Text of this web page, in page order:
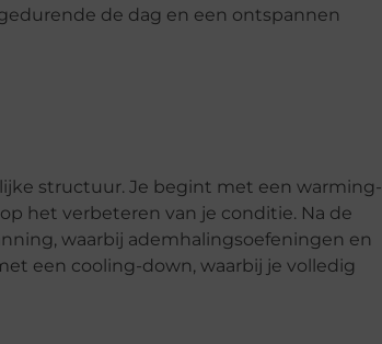
de dag en een ontspannen
structuur. Je begint met een warming-
het verbeteren van je conditie. Na de
waarbij ademhalingsoefeningen en
een cooling-down, waarbij je volledig